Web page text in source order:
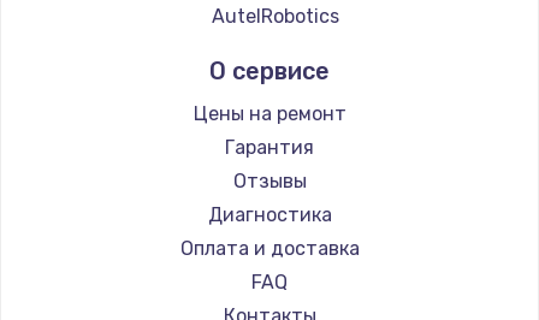
Замена микрофона
Заказать
Замена оперативной памяти
890 руб.
Заказать
Замена системы охлаждения
1500 руб.
AutelRobotics
О сервисе
Цены на ремонт
Гарантия
Отзывы
Диагностика
Оплата и доставка
FAQ
Контакты